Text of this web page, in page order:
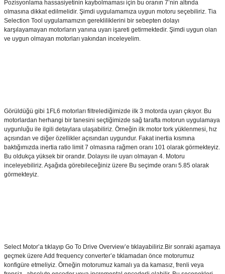
Pozisyonlama hassasiyetinin kaybolmaması için bu oranın 7’nin altında
olmasına dikkat edilmelidir. Şimdi uygulamamıza uygun motoru seçebiliriz. Tia
Selection Tool uygulamamızın gerekliliklerini bir sebepten dolayı
karşılayamayan motorların yanına uyarı işareti getirmektedir. Şimdi uygun olan
ve uygun olmayan motorları yakından inceleyelim.
Görüldüğü gibi 1FL6 motorları filtrelediğimizde ilk 3 motorda uyarı çıkıyor. Bu
motorlardan herhangi bir tanesini seçtiğimizde sağ tarafta motorun uygulamaya
uygunluğu ile ilgili detaylara ulaşabiliriz. Örneğin ilk motor tork yüklenmesi, hız
açısından ve diğer özellikler açısından uygundur. Fakat inertia kısmına
baktığımızda inertia ratio limit 7 olmasına rağmen oranı 101 olarak görmekteyiz.
Bu oldukça yüksek bir orandır. Dolayısı ile uyarı olmayan 4. Motoru
inceleyebiliriz. Aşağıda görebileceğiniz üzere Bu seçimde oranı 5.85 olarak
görmekteyiz.
Select Motor’a tıklayıp Go To Drive Overview’e tıklayabiliriz.Bir sonraki aşamaya
geçmek üzere Add frequency converter’e tıklamadan önce motorumuz
konfigüre etmeliyiz. Örneğin motorumuz kamalı ya da kamasız, frenli veya